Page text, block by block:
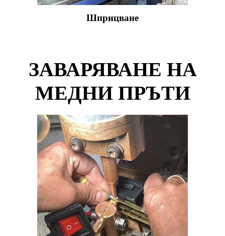
Шприцване
ЗАВАРЯВАНЕ НА
МЕДНИ ПРЪТИ